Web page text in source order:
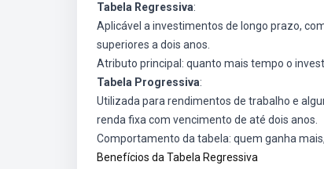
Tabela Regressiva:
Aplicável a investimentos de longo prazo,
superiores a dois anos.
Atributo principal: quanto mais tempo o
Tabela Progressiva:
Utilizada para rendimentos de trabalho e
renda fixa com vencimento de até dois anos.
Comportamento da tabela: quem ganha
Benefícios da Tabela Regressiva